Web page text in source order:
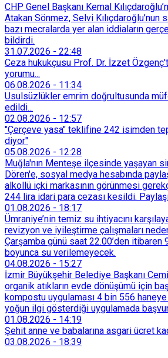
CHP Genel Başkanı Kemal
Atakan Sönmez, Selvi Kılıçdaroğlu’nun
bazı mecralarda yer alan iddiaların
bildirdi.
31.07.2026 - 22:48
Ceza hukukçusu Prof. Dr. İzzet
yorumu...
06.08.2026 - 11:34
Usulsüzlükler emrim doğrultusunda
edildi...
02.08.2026 - 12:57
"Çerçeve yasa" teklifine 242 isimden
diyor"
05.08.2026 - 12:28
Muğla'nın Menteşe ilçesinde yaşayan
Dören'e, sosyal medya hesabında
alkollü içki markasının görünmesi
244 lira idari para cezası kesildi.
taşımadığını savunan Dören, cezanın
başvurdu.
01.08.2026 - 18:17
Ümraniye’nin temiz su ihtiyacını
revizyon ve iyileştirme çalışmaları
Çarşamba günü saat 22.00’den itibaren
boyunca su verilemeyecek.
04.08.2026 - 15:27
İzmir Büyükşehir Belediye Başkanı
organik atıkların evde dönüşümü için
kompostu uygulaması 4 bin 556
yoğun ilgi gösterdiği uygulamada
Tarımsal Hizmetler Dairesi Başkanlığı,
128 bokaşi kompost eğitimi
sürdürülebilir atık yönetimi sistemine
01.08.2026 - 14:19
Şehit anne ve babalarına asgari ücret
03.08.2026 - 18:39